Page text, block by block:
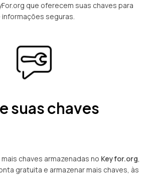
que oferecem suas chaves para
seguras.
suas chaves
chaves armazenadas no Keyfor.org,
gratuita e armazenar mais chaves, às